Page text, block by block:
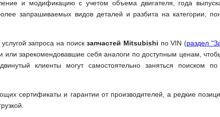
и модификацию с учетом объема двигателя, года
запрашиваемых видов деталей и разбита на категории,
услугой запроса на поискзапчастей Mitsubishi по VIN (раздел
зарекомендовавшие себя аналоги по доступным ценам,
клиенты могут самостоятельно заняться поиском
сертификаты и гарантии от производителей, а редкие